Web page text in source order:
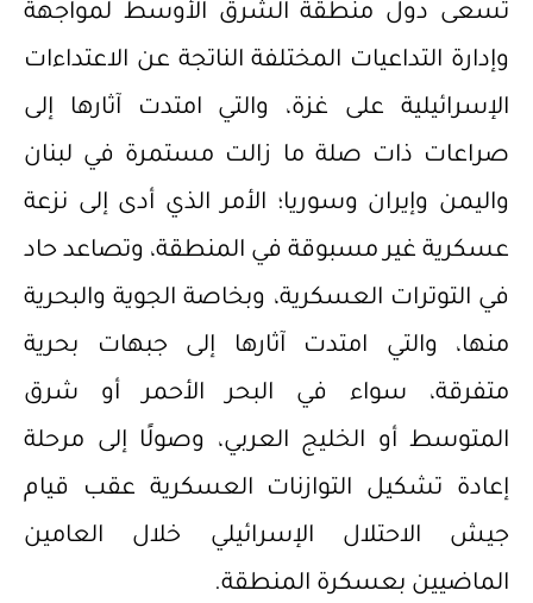
تسعى دول منطقة الشرق الأوسط لمواجهة
وإدارة التداعيات المختلفة الناتجة عن الاعتداءات
الإسرائيلية على غزة، والتي امتدت آثارها إلى
صراعات ذات صلة ما زالت مستمرة في لبنان
واليمن وإيران وسوريا؛ الأمر الذي أدى إلى نزعة
عسكرية غير مسبوقة في المنطقة، وتصاعد حاد
في التوترات العسكرية، وبخاصة الجوية والبحرية
منها، والتي امتدت آثارها إلى جبهات بحرية
متفرقة، سواء في البحر الأحمر أو شرق
المتوسط أو الخليج العربي، وصولًا إلى مرحلة
إعادة تشكيل التوازنات العسكرية عقب قيام
جيش الاحتلال الإسرائيلي خلال العامين
الماضيين بعسكرة المنطقة.